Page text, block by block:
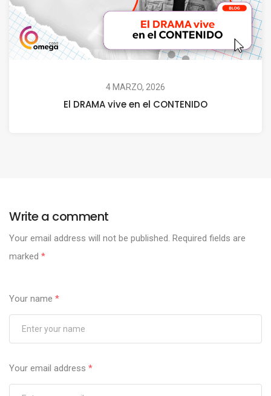
4 MARZO, 2026
El DRAMA vive en el CONTENIDO
Write a comment
Your email address will not be published. Required fields are
marked *
Your name *
Your email address *